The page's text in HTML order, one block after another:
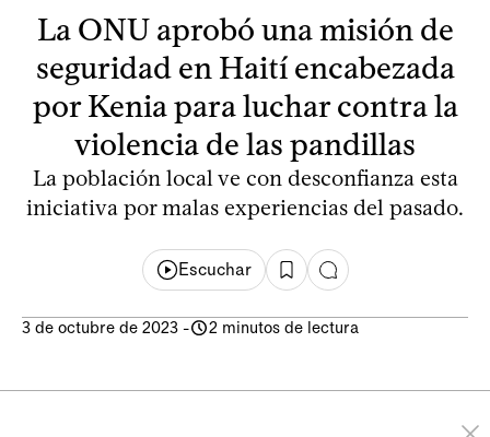
La ONU aprobó una misión de
seguridad en Haití encabezada
por Kenia para luchar contra la
violencia de las pandillas
La población local ve con desconfianza esta
iniciativa por malas experiencias del pasado.
Escuchar
3 de octubre de 2023 - 2 minutos de lectura